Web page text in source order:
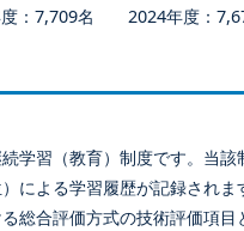
7,709名 2024年度：
習（教育）制度です。当
よる学習履歴が記録され
合評価方式の技術評価項